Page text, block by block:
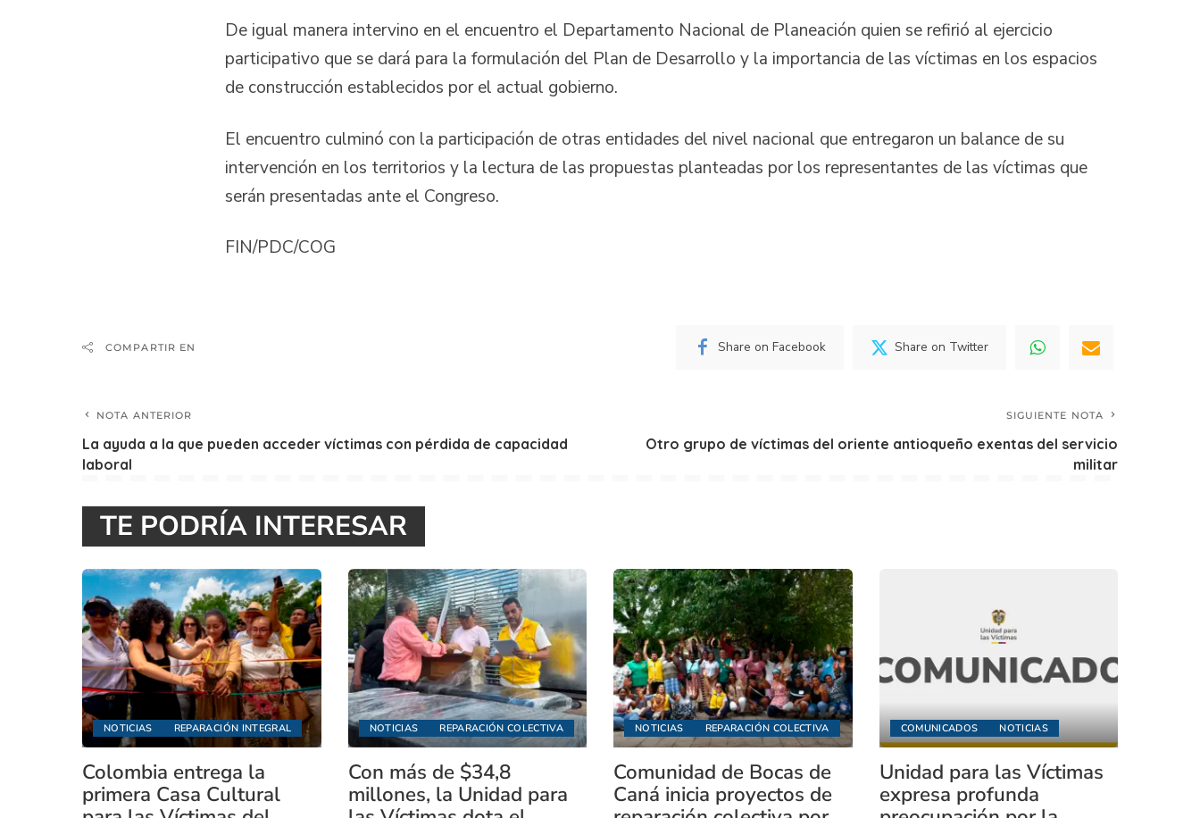
De igual manera intervino en el encuentro el Departamento Nacional de Planeación quien se refirió al ejercicio
participativo que se dará para la formulación del Plan de Desarrollo y la importancia de las víctimas en los espacios
de construcción establecidos por el actual gobierno.
El encuentro culminó con la participación de otras entidades del nivel nacional que entregaron un balance de su
intervención en los territorios y la lectura de las propuestas planteadas por los representantes de las víctimas que
serán presentadas ante el Congreso.
FIN/PDC/COG
COMPARTIR EN Share on Facebook Share on Twitter
NOTA ANTERIOR
La ayuda a la que pueden acceder víctimas con pérdida de capacidad
laboral
SIGUIENTE NOTA
Otro grupo de víctimas del oriente antioqueño exentas del servicio
militar
TE PODRÍA INTERESAR
NOTICIAS REPARACIÓN INTEGRAL
Colombia entrega la
primera Casa Cultural
NOTICIAS REPARACIÓN COLECTIVA
Con más de $34,8
millones, la Unidad para
NOTICIAS REPARACIÓN COLECTIVA
Comunidad de Bocas de
Caná inicia proyectos de
COMUNICADOS NOTICIAS
Unidad para las Víctimas
expresa profunda